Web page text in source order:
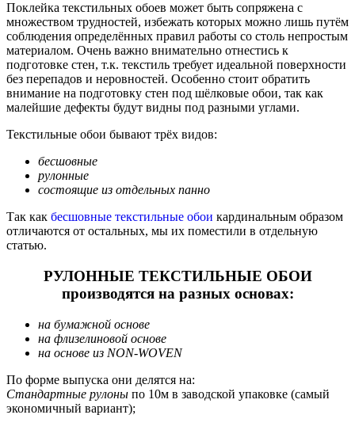
Поклейка текстильных обоев может быть сопряжена с
множеством трудностей, избежать которых можно лишь путём
соблюдения определённых правил работы со столь непростым
материалом. Очень важно внимательно отнестись к
подготовке стен, т.к. текстиль требует идеальной поверхности
без перепадов и неровностей. Особенно стоит обратить
внимание на подготовку стен под шёлковые обои, так как
малейшие дефекты будут видны под разными углами.
Текстильные обои бывают трёх видов:
бесшовные
рулонные
состоящие из отдельных панно
Так как бесшовные текстильные обои кардинальным образом
отличаются от остальных, мы их поместили в отдельную
статью.
РУЛОННЫЕ ТЕКСТИЛЬНЫЕ ОБОИ
производятся на разных основах:
на бумажной основе
на флизелиновой основе
на основе из NON-WOVEN
По форме выпуска они делятся на:
Стандартные рулоны по 10м в заводской упаковке (самый
экономичный вариант);